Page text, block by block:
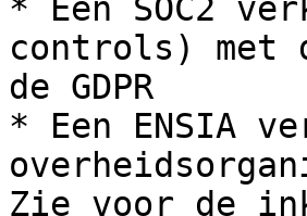
* Een SOC2
controls) met
de GDPR
* Een ENSIA
Zie voor de